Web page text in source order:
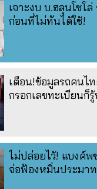
เจาะงบ บ.ฮลุนโซโ
ก่อนที่ไม่ทันได้ใช้!
เตือน!ข้อมูลรถคนไ
กรอกเลขทะเบียนก็
ไม่ปล่อยไว้! แบงค์พ
จ่อฟ้องหมิ่นประมาท